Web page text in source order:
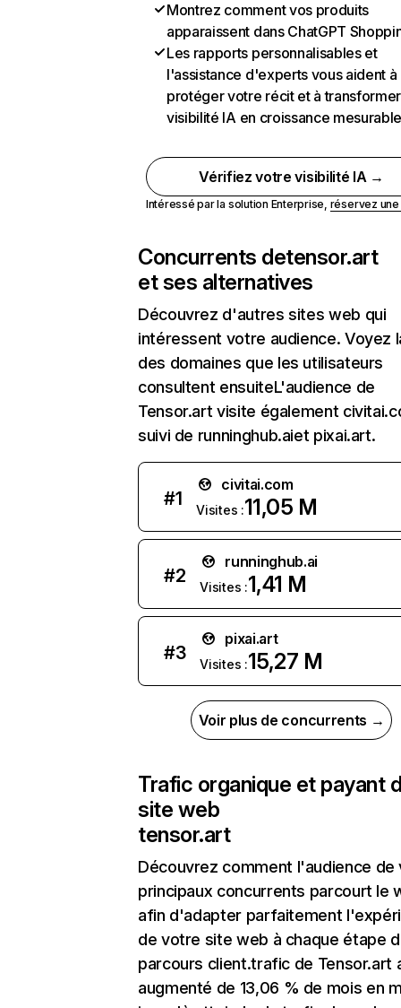
Montrez comment vos produits
apparaissent dans ChatGPT
Les rapports personnalisables et
l'assistance d'experts vous aident à
protéger votre récit et à
visibilité IA en croissance
Vérifiez votre visibilité IA →
Intéressé par la solution Enterprise, réservez
Concurrents detensor.art
et ses alternatives
Découvrez d'autres sites web qui
intéressent votre audience. Voyez
des domaines que les utilisateurs
consultent ensuiteL'audience de
Tensor.art visite également
suivi de runninghub.aiet pixai.art.
#1
civitai.com
Visites :11,05 M
#2
runninghub.ai
Visites :1,41 M
#3
pixai.art
Visites :15,27 M
Voir plus de concurrents →
Trafic organique et payant
site web
tensor.art
Découvrez comment l'audience de
principaux concurrents parcourt le
afin d'adapter parfaitement
de votre site web à chaque étape
parcours client.trafic de Tensor.art
augmenté de 13,06 % de mois en